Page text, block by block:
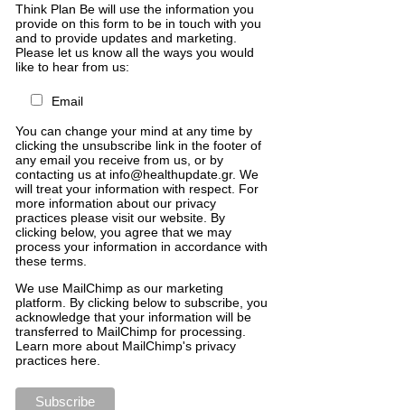
Think Plan Be will use the information you
provide on this form to be in touch with you
and to provide updates and marketing.
Please let us know all the ways you would
like to hear from us:
Email
You can change your mind at any time by
clicking the unsubscribe link in the footer of
any email you receive from us, or by
contacting us at info@healthupdate.gr. We
will treat your information with respect. For
more information about our privacy
practices please visit our website. By
clicking below, you agree that we may
process your information in accordance with
these terms.
We use MailChimp as our marketing
platform
By clicking below to subscribe you
acknowledge that your information will be
transferred to MailChimp for processing
Learn more about MailChimp's privacy
practices here